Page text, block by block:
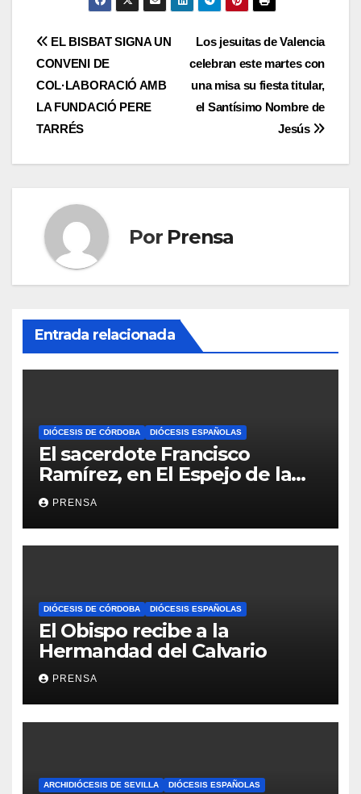
Navegación
de
entradas
Los jesuitas de Valencia
celebran este martes con
una misa su fiesta titular,
el Santísimo Nombre de
Jesús
EL BISBAT SIGNA UN
CONVENI DE
COL·LABORACIÓ AMB
LA FUNDACIÓ PERE
TARRÉS
Por Prensa
Entrada relacionada
DIÓCESIS DE CÓRDOBA DIÓCESIS ESPAÑOLAS
El sacerdote Francisco
Ramírez, en El Espejo de la
Iglesia
PRENSA
DIÓCESIS DE CÓRDOBA DIÓCESIS ESPAÑOLAS
El Obispo recibe a la
Hermandad del Calvario
PRENSA
ARCHIDIÓCESIS DE SEVILLA DIÓCESIS ESPAÑOLAS